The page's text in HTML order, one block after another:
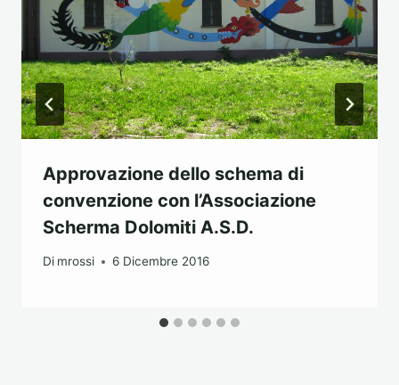
Approvazione dello schema di
convenzione con l’Associazione
Scherma Dolomiti A.S.D.
Di mrossi 6 Dicembre 2016